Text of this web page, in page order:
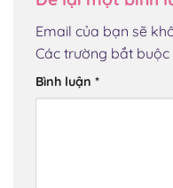
Email của bạn sẽ
Các trường bắt
Bình luận *